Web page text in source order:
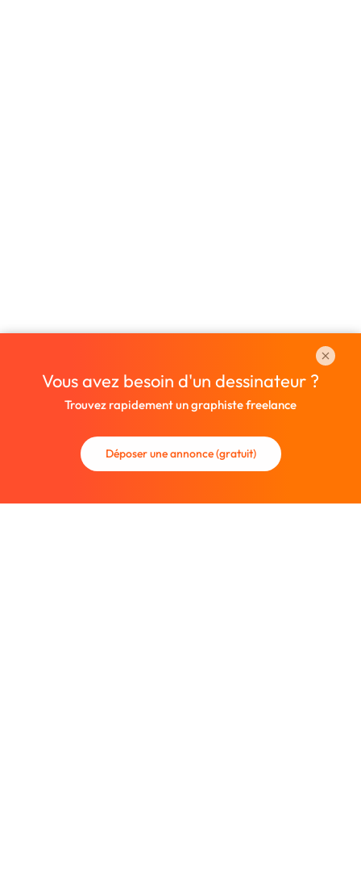
Vous avez besoin d'un dessinateur ?
Trouvez rapidement un graphiste freelance
Déposer une annonce (gratuit)